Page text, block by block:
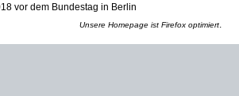
vor dem Bundestag in Berlin
Unsere Homepage ist Firefox optimiert